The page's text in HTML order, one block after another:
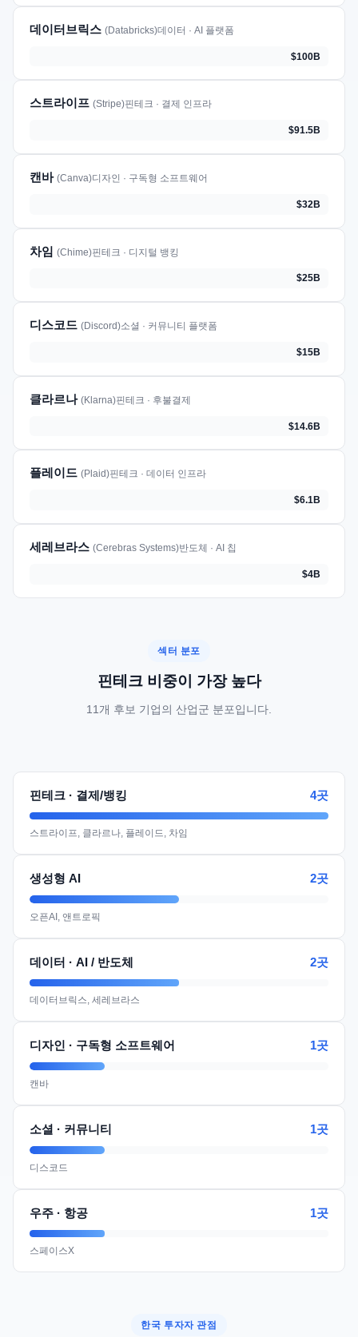
데이터브릭스 (Databricks)데이터 · AI 플랫폼
$100B
스트라이프 (Stripe)핀테크 · 결제 인프라
$91.5B
캔바 (Canva)디자인 · 구독형 소프트웨어
$32B
차임 (Chime)핀테크 · 디지털 뱅킹
$25B
디스코드 (Discord)소셜 · 커뮤니티 플랫폼
$15B
클라르나 (Klarna)핀테크 · 후불결제
$14.6B
플레이드 (Plaid)핀테크 · 데이터 인프라
$6.1B
세레브라스 (Cerebras Systems)반도체 · AI 칩
$4B
섹터 분포
핀테크 비중이 가장 높다
11개 후보 기업의 산업군 분포입니다.
핀테크 · 결제/뱅킹 4곳
스트라이프, 클라르나, 플레이드, 차임
생성형 AI 2곳
오픈AI, 앤트로픽
데이터 · AI / 반도체 2곳
데이터브릭스, 세레브라스
디자인 · 구독형 소프트웨어 1곳
캔바
소셜 · 커뮤니티 1곳
디스코드
우주 · 항공 1곳
스페이스X
한국 투자자 관점